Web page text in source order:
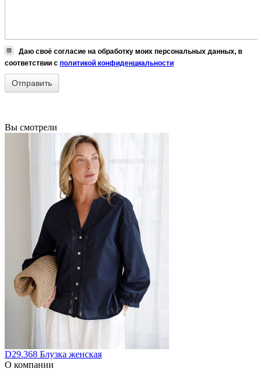
Даю своё согласие на обработку моих персональных данных, в
соответствии с политикой конфиденциальности
Вы смотрели
D29.368 Блузка женская
О компании